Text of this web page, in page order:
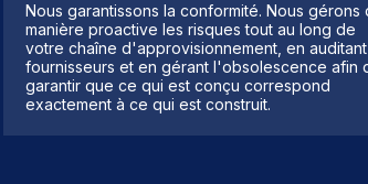
Nous garantissons la conformité. Nous gérons
manière proactive les risques tout au long de
votre chaîne d'approvisionnement, en
fournisseurs et en gérant l'obsolescence afin
garantir que ce qui est conçu correspond
exactement à ce qui est construit.